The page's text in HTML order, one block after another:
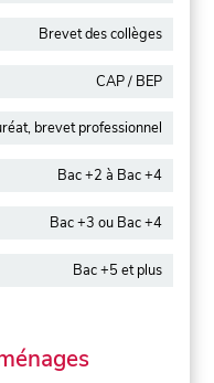
Brevet des collèges
CAP / BEP
brevet professionnel
Bac +2 à Bac +4
Bac +3 ou Bac +4
Bac +5 et plus